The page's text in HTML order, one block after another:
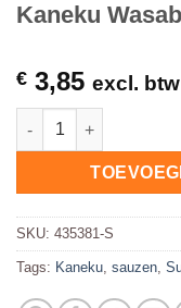
Kaneku
€ 3,85 excl. btw
Kaneku Wasabi
SKU: 435381-S
Tags: Kaneku sauzen